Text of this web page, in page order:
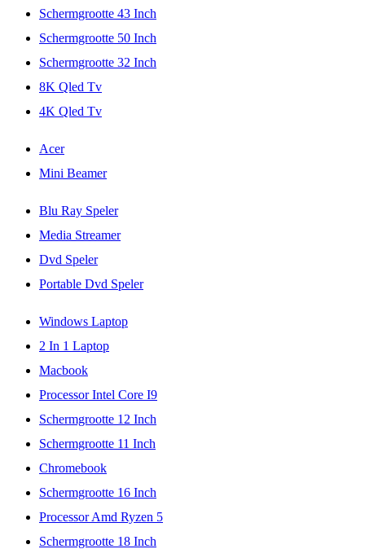
Schermgrootte 43 Inch
Schermgrootte 50 Inch
Schermgrootte 32 Inch
8K Qled Tv
4K Qled Tv
Acer
Mini Beamer
Blu Ray Speler
Media Streamer
Dvd Speler
Portable Dvd Speler
Windows Laptop
2 In 1 Laptop
Macbook
Processor Intel Core I9
Schermgrootte 12 Inch
Schermgrootte 11 Inch
Chromebook
Schermgrootte 16 Inch
Processor Amd Ryzen 5
Schermgrootte 18 Inch